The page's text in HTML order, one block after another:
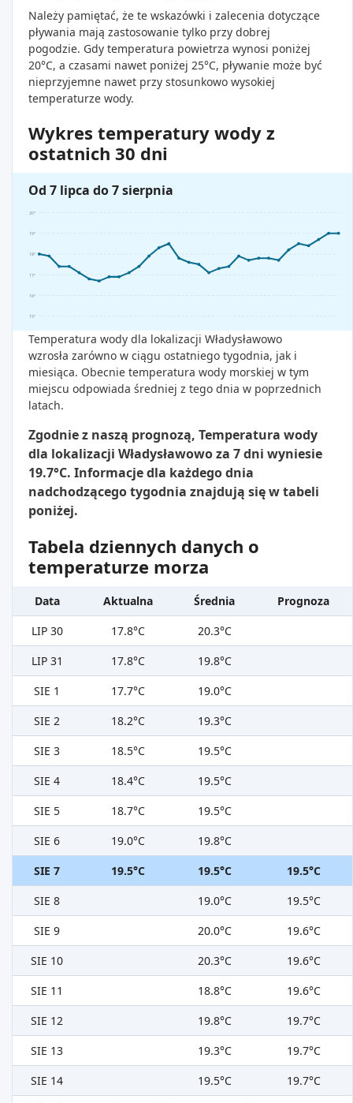
Należy pamiętać, że te wskazówki i zalecenia dotyczące
pływania mają zastosowanie tylko przy dobrej
pogodzie. Gdy temperatura powietrza wynosi poniżej
20°C, a czasami nawet poniżej 25°C, pływanie może być
nieprzyjemne nawet przy stosunkowo wysokiej
temperaturze wody.
Wykres temperatury wody z
ostatnich 30 dni
Od 7 lipca do 7 sierpnia
15°
16°
17°
18°
19°
20°
Temperatura wody dla lokalizacji Władysławowo
wzrosła zarówno w ciągu ostatniego tygodnia, jak i
miesiąca. Obecnie temperatura wody morskiej w tym
miejscu odpowiada średniej z tego dnia w poprzednich
latach.
Zgodnie z naszą prognozą, Temperatura wody
dla lokalizacji Władysławowo za 7 dni wyniesie
19.7°C. Informacje dla każdego dnia
nadchodzącego tygodnia znajdują się w tabeli
poniżej.
Tabela dziennych danych o
temperaturze morza
Data Aktualna Średnia
Prognoza
LIP 30
17.8°C
20.3°C
LIP 31
17.8°C
19.8°C
SIE 1
17.7°C
19.0°C
SIE 2
18.2°C
19.3°C
SIE 3
18.5°C
19.5°C
SIE 4
18.4°C
19.5°C
SIE 5
18.7°C
19.5°C
SIE 6
19.0°C
19.8°C
SIE 7
19.5°C 19.5°C
19.5°C
SIE 8
19.0°C
19.5°C
SIE 9
20.0°C
19.6°C
SIE 10
20.3°C
19.6°C
SIE 11
18.8°C
19.6°C
SIE 12
19.8°C
19.7°C
SIE 13
19.3°C
19.7°C
SIE 14
19.5°C 19.7°C